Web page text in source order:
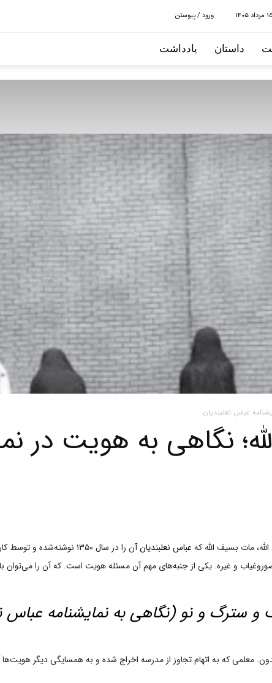
ورود / پیوستن
داستان یادداشت
عباس نعلبندیان
نگاهی به هویت در
مات بسیف الله که عباس نعلبندیان
آن را در سال ۱۳۵۰
و غیره. یکی از جنبه‌های مهم آن مسئله هویت است. که آن را می‌توان
سترگ و نو (نگاهی به نمایشنامه عباس
معلمی که به اتهام تجاوز از مدرسه اخراج شده و به همسایگی دیگر هویت‌ها